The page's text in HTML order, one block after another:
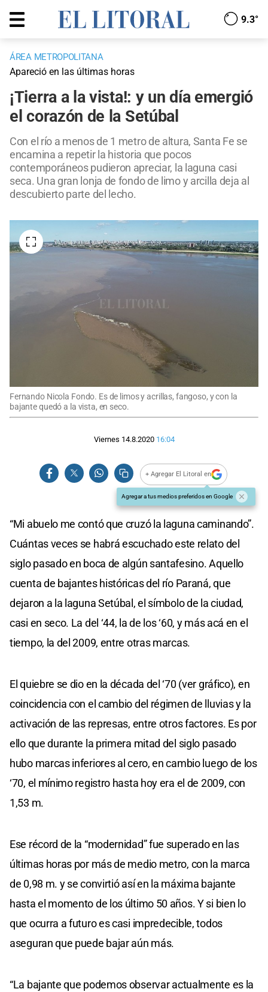
9.3°
ÁREA METROPOLITANA
Apareció en las últimas horas
¡Tierra a la vista!: y un día emergió
el corazón de la Setúbal
Con el río a menos de 1 metro de altura, Santa Fe se
encamina a repetir la historia que pocos
contemporáneos pudieron apreciar, la laguna casi
seca. Una gran lonja de fondo de limo y arcilla deja al
descubierto parte del lecho.
Fernando Nicola Fondo. Es de limos y acrillas, fangoso, y con la
bajante quedó a la vista, en seco.
Viernes 14.8.2020 16:04
+ Agregar El Litoral en
Agregar a tus medios preferidos en Google
“Mi abuelo me contó que cruzó la laguna caminando”.
Cuántas veces se habrá escuchado este relato del
siglo pasado en boca de algún santafesino. Aquello
cuenta de bajantes históricas del río Paraná, que
dejaron a la laguna Setúbal, el símbolo de la ciudad,
casi en seco. La del ‘44, la de los ‘60, y más acá en el
tiempo, la del 2009, entre otras marcas.
El quiebre se dio en la década del ‘70 (ver gráfico), en
coincidencia con el cambio del régimen de lluvias y la
activación de las represas, entre otros factores. Es por
ello que durante la primera mitad del siglo pasado
hubo marcas inferiores al cero, en cambio luego de los
‘70, el mínimo registro hasta hoy era el de 2009, con
1,53 m.
Ese récord de la “modernidad” fue superado en las
últimas horas por más de medio metro, con la marca
de 0,98 m. y se convirtió así en la máxima bajante
hasta el momento de los último 50 años. Y si bien lo
que ocurra a futuro es casi impredecible, todos
aseguran que puede bajar aún más.
“La bajante que podemos observar actualmente es la